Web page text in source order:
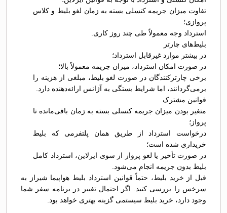
تفاوت میزان جریمه کنسلی بسته به زمان لغو بلیط و کلاس
پروازی؛
استرداد وجه معمولاً طی چند روز کاری.
بلیط‌های چارتر
در بیشتر موارد غیرقابل استرداد؛
در صورت امکان استرداد، میزان جریمه معمولاً بالا؛
برخی چارترکنندگان در صورت لغو بلیط، مبلغی از هزینه را
برمی‌گردانند، اما شرایط بستگی به آژانس ارائه‌دهنده دارد.
قوانین مشترک
متغیر بودن میزان جریمه کنسلی بسته به زمان باقی‌مانده تا
پرواز؛
درخواست استرداد از طریق همان پلتفرمی که بلیط
خریداری شده است؛
در صورت تأخیر یا لغو پرواز از سوی ایرلاین، استرداد کامل
بلیط بدون جریمه انجام می‌شود.
قبل از خرید بلیط، حتماً قوانین استرداد بلیط هواپیما شیراز به
سرخس را بررسی کنید. اگر احتمال تغییر در برنامه سفر شما
وجود دارد، خرید بلیط سیستمی گزینه بهتری خواهد بود.